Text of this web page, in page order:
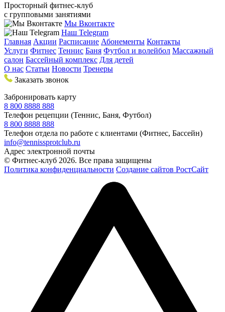
Просторный фитнес-клуб
с групповыми занятиями
Мы Вконтакте
Наш Telegram
Главная Акции Расписание Абонементы Контакты
Услуги Фитнес Теннис Баня Футбол и волейбол Массажный
салон Бассейный комплекс Для детей
О нас Статьи Новости Тренеры
Заказать звонок
Забронировать карту
8 800 8888 888
Телефон рецепции (Теннис, Баня, Футбол)
8 800 8888 888
Телефон отдела по работе с клиентами (Фитнес, Бассейн)
info@tennissprotclub.ru
Адрес электронной почты
© Фитнес-клуб 2026. Все права защищены
Политика конфиденциальности Создание сайтов РостСайт